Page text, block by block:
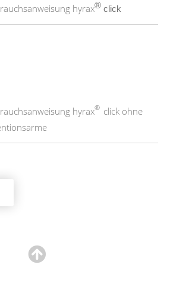
hyrax® click
hyrax® click ohne